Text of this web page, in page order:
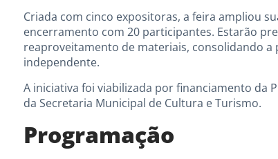
Criada com cinco expositoras, a feira ampliou
encerramento com 20 participantes. Estarão
reaproveitamento de materiais, consolidando
independente.
A iniciativa foi viabilizada por financiamento da
da Secretaria Municipal de Cultura e Turismo.
Programação